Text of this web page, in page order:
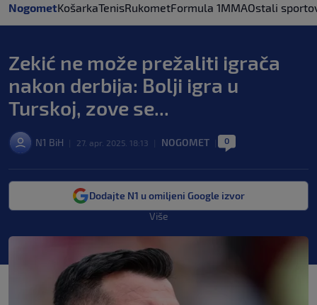
NogometKošarkaTenisRukometFormula 1MMAOstali
Zekić ne može prežaliti igrača
nakon derbija: Bolji igra u
Turskoj, zove se...
N1 BiH 27. apr. 2025. 18:13 NOGOMET 0
Dodajte N1 u omiljeni Google izvor
Više